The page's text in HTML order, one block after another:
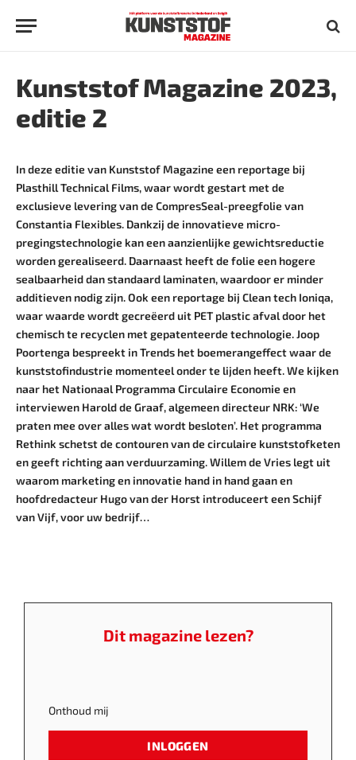
Kunststof Magazine 2023,
editie 2
In deze editie van Kunststof Magazine een reportage bij
Plasthill Technical Films, waar wordt gestart met de
exclusieve levering van de CompresSeal-preegfolie van
Constantia Flexibles. Dankzij de ­innovatieve micro-
pregingstechnologie kan een aanzienlijke gewichtsreductie
worden gerealiseerd. Daarnaast heeft de folie een hogere
sealbaarheid dan standaard laminaten, waardoor er minder
additieven nodig zijn. Ook een reportage bij Clean tech Ioniqa,
waar waarde wordt gecreëerd uit PET plastic afval door het
chemisch te recyclen met gepatenteerde technologie. Joop
Poortenga bespreekt in Trends het boemerangeffect waar de
kunststofindustrie momenteel onder te lijden heeft. We kijken
naar het Nationaal Programma Circulaire Economie en
interviewen Harold de Graaf, algemeen directeur NRK: ‘We
praten mee over alles wat wordt besloten’. Het programma
Rethink schetst de contouren van de circulaire kunststofketen
en geeft richting aan verduurzaming. Willem de Vries legt uit
waarom marketing en innovatie hand in hand gaan en
hoofdredacteur Hugo van der Horst introduceert een Schijf
van Vijf, voor uw bedrijf…
Dit magazine lezen?
Onthoud mij
INLOGGEN